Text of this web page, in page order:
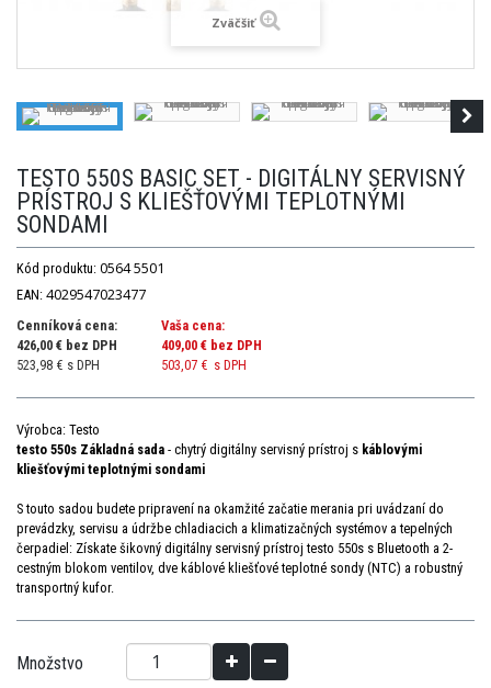
Zväčšiť
TESTO 550S BASIC SET - DIGITÁLNY SERVISNÝ
PRÍSTROJ S KLIEŠŤOVÝMI TEPLOTNÝMI
SONDAMI
Kód produktu: 0564 5501
EAN: 4029547023477
Cenníková cena:
426,00 € bez DPH
523,98 € s DPH
Vaša cena:
409,00 € bez DPH
503,07 € s DPH
Výrobca: Testo
testo 550s Základná sada - chytrý digitálny servisný prístroj s káblovými
kliešťovými teplotnými sondami
S touto sadou budete pripravení na okamžité začatie merania pri uvádzaní do
prevádzky, servisu a údržbe chladiacich a klimatizačných systémov a tepelných
čerpadiel: Získate šikovný digitálny servisný prístroj testo 550s s Bluetooth a 2-
cestným blokom ventilov, dve káblové kliešťové teplotné sondy (NTC) a robustný
transportný kufor.
Množstvo